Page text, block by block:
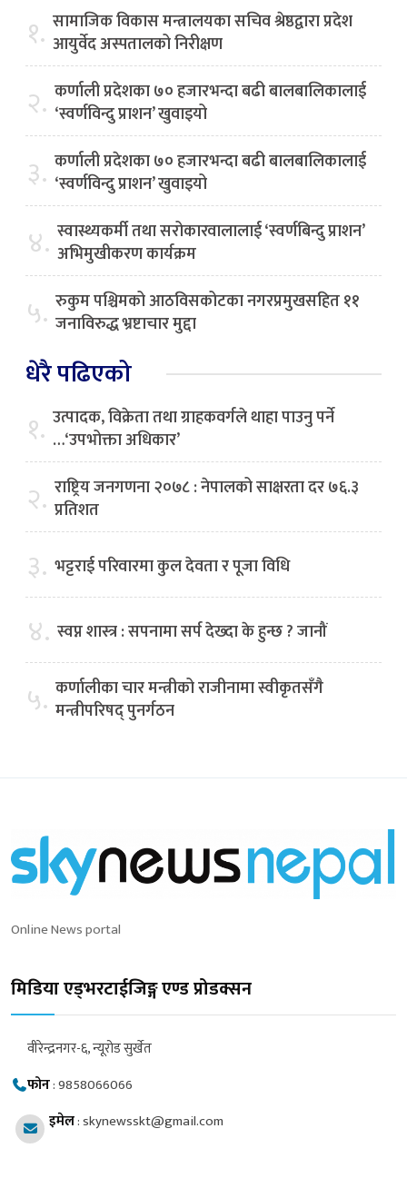
१. सामाजिक विकास मन्त्रालयका सचिव श्रेष्ठद्वारा प्रदेश
आयुर्वेद अस्पतालको निरीक्षण
२. कर्णाली प्रदेशका ७० हजारभन्दा बढी बालबालिकालाई
‘स्वर्णविन्दु प्राशन’ खुवाइयो
३. कर्णाली प्रदेशका ७० हजारभन्दा बढी बालबालिकालाई
‘स्वर्णविन्दु प्राशन’ खुवाइयो
४. स्वास्थ्यकर्मी तथा सरोकारवालालाई ‘स्वर्णबिन्दु प्राशन’
अभिमुखीकरण कार्यक्रम
५. रुकुम पश्चिमको आठविसकोटका नगरप्रमुखसहित ११
जनाविरुद्ध भ्रष्टाचार मुद्दा
धेरै पढिएको
१. उत्पादक, विक्रेता तथा ग्राहकवर्गले थाहा पाउनु पर्ने
…‘उपभोक्ता अधिकार’
२. राष्ट्रिय जनगणना २०७८ : नेपालको साक्षरता दर ७६.३
प्रतिशत
३. भट्टराई परिवारमा कुल देवता र पूजा विधि
४. स्वप्न शास्त्र : सपनामा सर्प देख्दा के हुन्छ ? जानौं
५. कर्णालीका चार मन्त्रीको राजीनामा स्वीकृतसँगै
मन्त्रीपरिषद् पुनर्गठन
Online News portal
मिडिया एड्भरटाईजिङ्ग एण्ड प्रोडक्सन
वीरेन्द्रनगर-६, न्यूरोड सुर्खेत
फोन:9858066066
इमेल:skynewsskt@gmail.com